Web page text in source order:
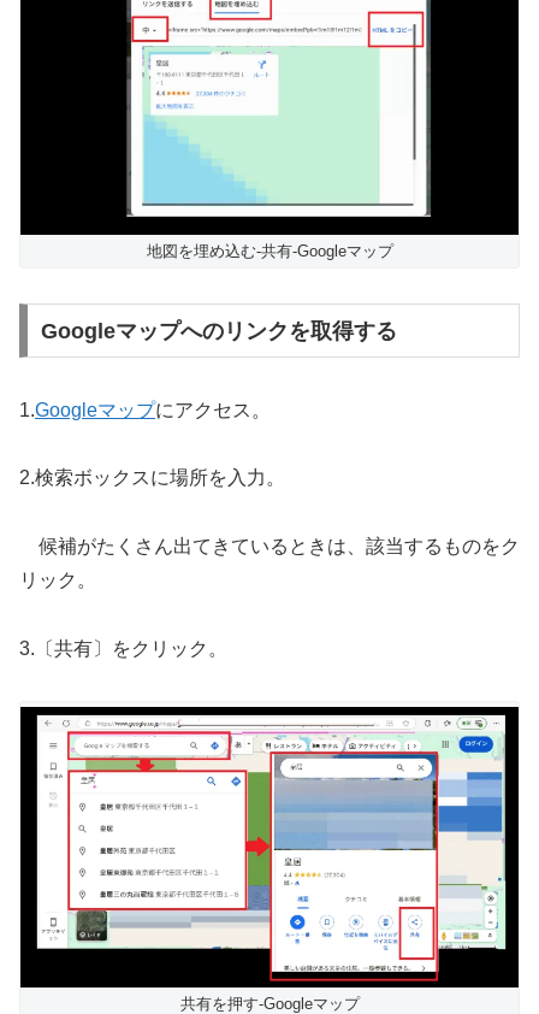
地図を埋め込む-共有-Googleマップ
Googleマップへのリンクを取得する
1.Googleマップにアクセス。
2.検索ボックスに場所を入力。
候補がたくさん出てきているときは、該当するものをク
リック。
3.〔共有〕をクリック。
共有を押す-Googleマップ